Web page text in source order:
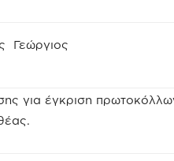
Γεώργιος
για έγκριση